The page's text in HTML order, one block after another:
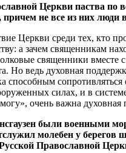
Церкви паства по
не все из них
Церкви среди тех, кто
а зачем священникам
священники вместе
Но ведь духовная
способным
силах, и в
очень важна духовная
были военными
молебен у берегов
Православной